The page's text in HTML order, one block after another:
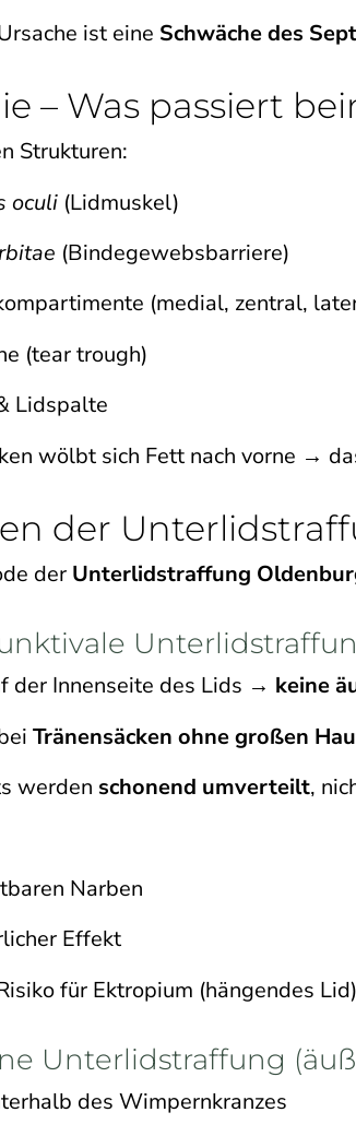
ist eine Schwäche des
– Was passiert
Strukturen:
oculi (Lidmuskel)
(Bindegewebsbarriere)
(medial, zentral,
(tear trough)
Lidspalte
wölbt sich Fett nach vorne →
der
der Unterlidstraffung
der Innenseite des Lids → keine
Tränensäcken ohne großen
werden schonend umverteilt,
Narben
Effekt
für Ektropium (hängendes Lid)
Unterlidstraffung
des Wimpernkranzes